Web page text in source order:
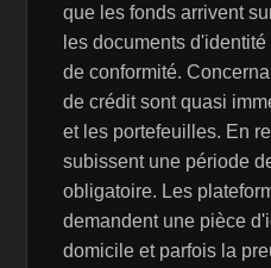
que les fonds arrivent
les documents
de conformité.
de crédit sont quasi
et les portefeuilles. En
subissent une période
obligatoire. Les
demandent une pièce
domicile et parfois la